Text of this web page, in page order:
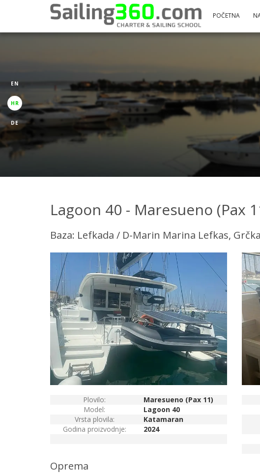
POČETNA
EN
HR
DE
Lagoon 40 - Maresueno (Pax
Baza: Lefkada / D-Marin Marina Lefkas, Grčka
Plovilo:
Maresueno (Pax 11)
Model:
Lagoon 40
Vrsta plovila:
Katamaran
Godina proizvodnje:
2024
Oprema